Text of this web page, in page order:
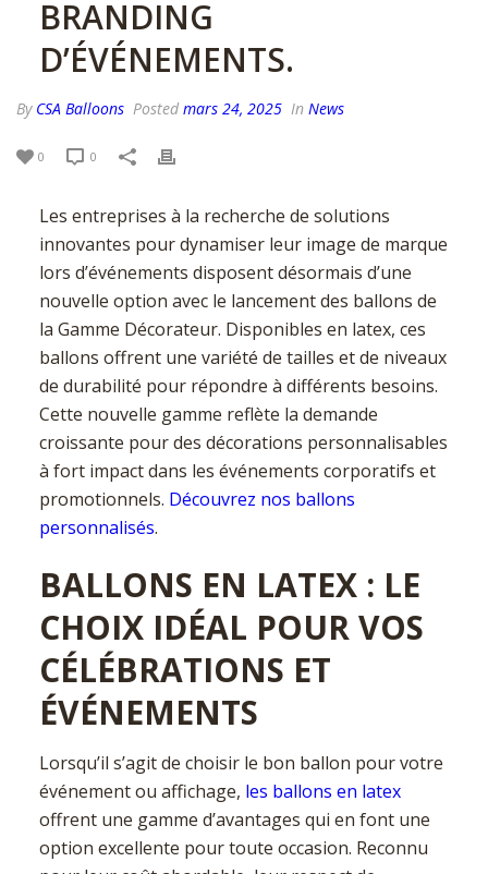
BRANDING
D’ÉVÉNEMENTS.
By CSA Balloons Posted mars 24, 2025 In News
0 0
Les entreprises à la recherche de solutions
innovantes pour dynamiser leur image de marque
lors d’événements disposent désormais d’une
nouvelle option avec le lancement des ballons de
la Gamme Décorateur. Disponibles en latex, ces
ballons offrent une variété de tailles et de niveaux
de durabilité pour répondre à différents besoins.
Cette nouvelle gamme reflète la demande
croissante pour des décorations personnalisables
à fort impact dans les événements corporatifs et
promotionnels. Découvrez nos ballons
personnalisés.
BALLONS EN LATEX : LE
CHOIX IDÉAL POUR VOS
CÉLÉBRATIONS ET
ÉVÉNEMENTS
Lorsqu’il s’agit de choisir le bon ballon pour votre
événement ou affichage, les ballons en latex
offrent une gamme d’avantages qui en font une
option excellente pour toute occasion. Reconnu